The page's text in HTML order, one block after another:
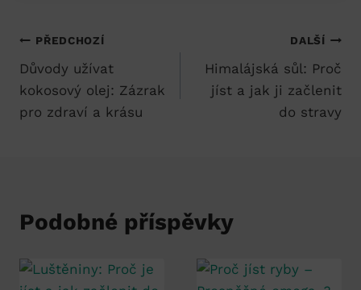
Navigace
pro
příspěvek
PŘEDCHOZÍ
Důvody užívat
kokosový olej: Zázrak
pro zdraví a krásu
DALŠÍ
Himalájská sůl: Proč
jíst a jak ji začlenit
do stravy
Podobné příspěvky